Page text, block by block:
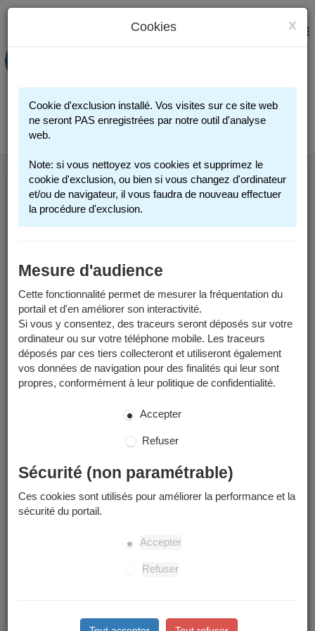
PORTAIL FAMILLE
Connexion
MENU
BIENVENUE SUR
VOTRE PORTAIL
FAMILLE
En quelques clics, vous
pouvez :
Préinscrire votre enfant à l'école
Inscrire votre enfant à la restauration scolaire et aux
accueils périscolaires (matin,midi,soir)
Effectuer une inscription à une activité sportive pour adulte
Consulter et mettre à jour vos coordonnées mail et
téléphoniques
Consulter et télécharger vos factures et autres documents
(règlements, flyers...)
vous avons transmis (certificat d'inscription scolaire,
x
Cookies
Cookie d'exclusion installé. Vos visites sur ce site web
ne seront PAS enregistrées par notre outil d'analyse
web.
Note: si vous nettoyez vos cookies et supprimez le
cookie d'exclusion, ou bien si vous changez d'ordinateur
et/ou de navigateur, il vous faudra de nouveau effectuer
la procédure d'exclusion.
Mesure d'audience
Cette fonctionnalité permet de mesurer la fréquentation du
portail et d'en améliorer son interactivité.
Si vous y consentez, des traceurs seront déposés sur votre
ordinateur ou sur votre téléphone mobile. Les traceurs
déposés par ces tiers collecteront et utiliseront également
vos données de navigation pour des finalités qui leur sont
propres, conformément à leur politique de confidentialité.
Accepter
Refuser
Sécurité (non paramétrable)
Ces cookies sont utilisés pour améliorer la performance et la
sécurité du portail.
Accepter
Refuser